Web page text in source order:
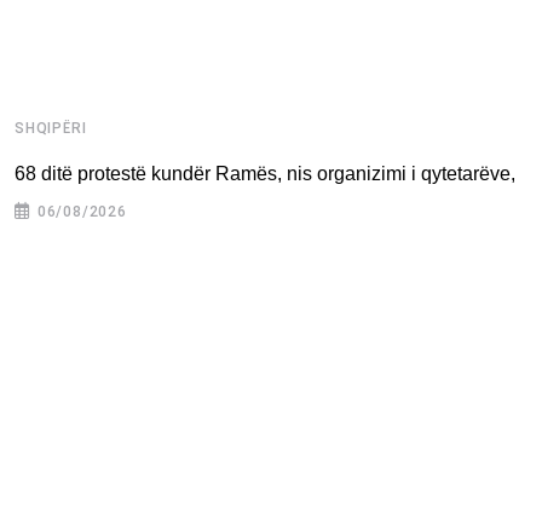
SHQIPËRI
68 ditë protestë kundër Ramës, nis organizimi i qytetarëve,
06/08/2026